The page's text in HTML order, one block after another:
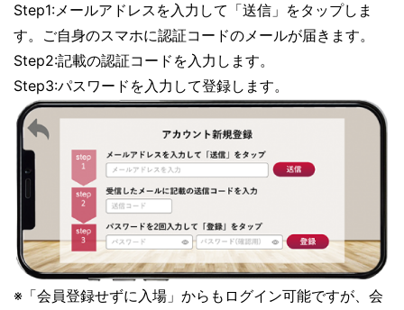
Step1:メールアドレスを入力して「送信」をタップしま
す。ご自身のスマホに認証コードのメールが届きます。
Step2:記載の認証コードを入力します。
Step3:パスワードを入力して登録します。
※「会員登録せずに入場」からもログイン可能ですが、会